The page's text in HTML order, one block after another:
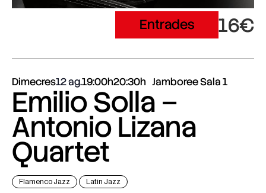
Entrades 16€
Dimecres12 ag.19:00h20:30h Jamboree Sala 1
Emilio Solla –
Antonio Lizana
Quartet
Flamenco Jazz Latin Jazz